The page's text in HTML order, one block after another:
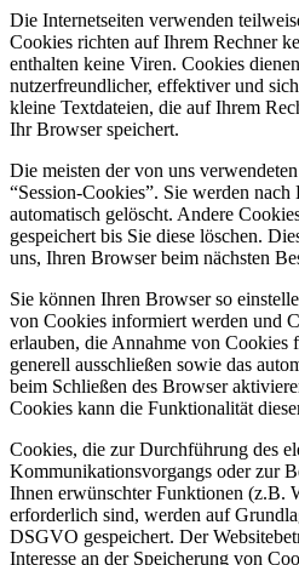
Die Internetseiten verwenden
Cookies richten auf Ihrem Rechner
enthalten keine Viren. Cookies
nutzerfreundlicher, effektiver und
kleine Textdateien, die auf Ihrem
Ihr Browser speichert.
Die meisten der von uns
“Session-Cookies”. Sie werden nach
automatisch gelöscht. Andere
gespeichert bis Sie diese löschen.
uns, Ihren Browser beim nächsten
Sie können Ihren Browser so
von Cookies informiert werden und
erlauben, die Annahme von Cookies
generell ausschließen sowie das
beim Schließen des Browser
Cookies kann die Funktionalität
Cookies, die zur Durchführung des
Kommunikationsvorgangs oder zur
Ihnen erwünschter Funktionen (z.B.
erforderlich sind, werden auf
DSGVO gespeichert. Der
Interesse an der Speicherung von